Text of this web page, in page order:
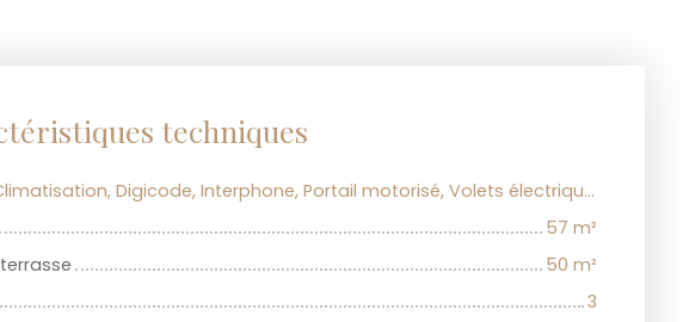
techniques
Climatisation, Digicode, Interphone, Portail motorisé, Volets électriques
57 m²
50 m²
3